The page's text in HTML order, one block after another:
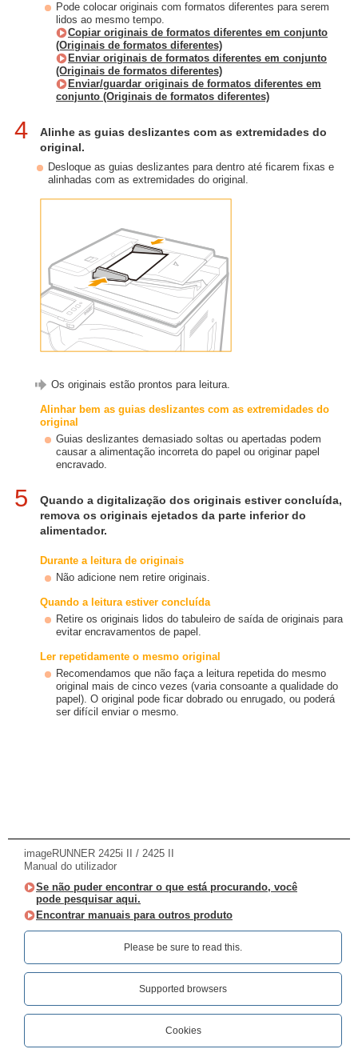
Pode colocar originais com formatos diferentes para serem
lidos ao mesmo tempo.
Copiar originais de formatos diferentes em conjunto
(Originais de formatos diferentes)
Enviar originais de formatos diferentes em conjunto
(Originais de formatos diferentes)
Enviar/guardar originais de formatos diferentes em
conjunto (Originais de formatos diferentes)
4
Alinhe as guias deslizantes com as extremidades do
original.
Desloque as guias deslizantes para dentro até ficarem fixas e
alinhadas com as extremidades do original.
Os originais estão prontos para leitura.
Alinhar bem as guias deslizantes com as extremidades do
original
Guias deslizantes demasiado soltas ou apertadas podem
causar a alimentação incorreta do papel ou originar papel
encravado.
5
Quando a digitalização dos originais estiver concluída,
remova os originais ejetados da parte inferior do
alimentador.
Durante a leitura de originais
Não adicione nem retire originais.
Quando a leitura estiver concluída
Retire os originais lidos do tabuleiro de saída de originais para
evitar encravamentos de papel.
Ler repetidamente o mesmo original
Recomendamos que não faça a leitura repetida do mesmo
original mais de cinco vezes (varia consoante a qualidade do
papel). O original pode ficar dobrado ou enrugado, ou poderá
ser difícil enviar o mesmo.
imageRUNNER 2425i II / 2425 II
Manual do utilizador
Se não puder encontrar o que está procurando, você
pode pesquisar aqui.
Encontrar manuais para outros produto
Please be sure to read this.‎
Supported browsers
Cookies